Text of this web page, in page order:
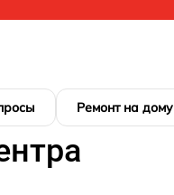
Ремонт на дому